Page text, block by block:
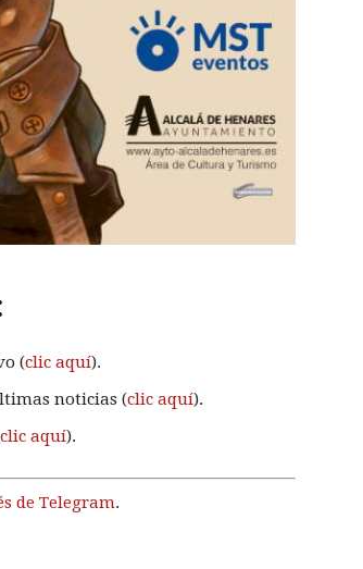
(clic aquí).
noticias (clic aquí).
clic aquí).
de Telegram.